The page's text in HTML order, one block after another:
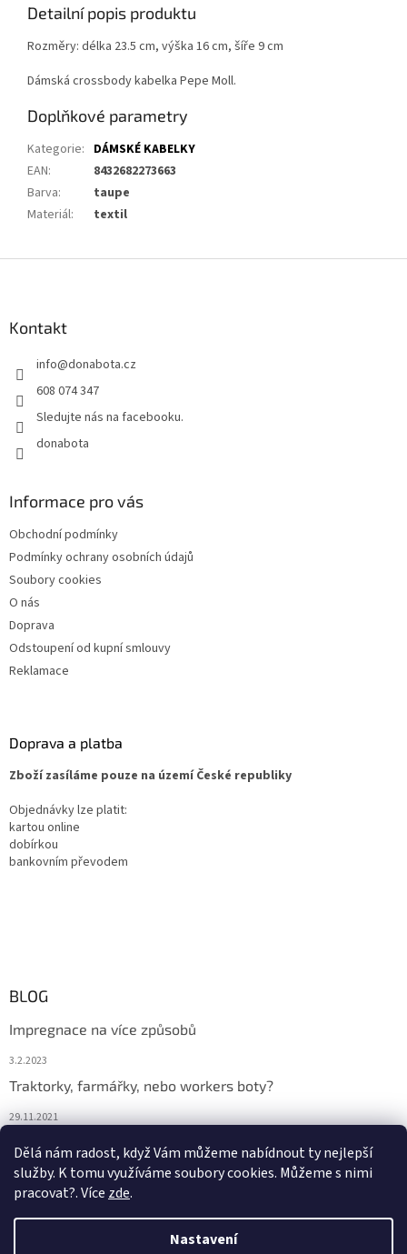
Dělá nám radost, když Vám můžeme nabídnout ty nejlepší
služby. K tomu využíváme soubory cookies. Můžeme s nimi
pracovat?. Více zde.
Nastavení
Detailní popis produktu
Rozměry: délka 23.5 cm, výška 16 cm, šíře 9 cm
Dámská crossbody kabelka Pepe Moll.
Doplňkové parametry
Kategorie: DÁMSKÉ KABELKY
EAN:
8432682273663
Barva:
taupe
Materiál: textil
Kontakt
info@donabota.cz
608 074 347
Sledujte nás na facebooku.
donabota
Informace pro vás
Obchodní podmínky
Podmínky ochrany osobních údajů
Soubory cookies
O nás
Doprava
Odstoupení od kupní smlouvy
Reklamace
Doprava a platba
Zboží zasíláme pouze na území České republiky
Objednávky lze platit:
kartou online
dobírkou
bankovním převodem
BLOG
Impregnace na více způsobů
3.2.2023
Traktorky, farmářky, nebo workers boty?
29.11.2021
29.11.2021
Vytvořil Shoptet